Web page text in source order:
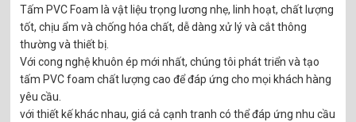
Tấm PVC Foam là vật liệu trọng lương nhẹ, linh hoạt, chất lượng
tốt, chịu ẩm và chống hóa chất, dễ dàng xử lý và cắt thông
thường và thiết bị.
Với cong nghệ khuôn ép mới nhất, chúng tôi phát triển và tạo
tấm PVC foam chất lượng cao để đáp ứng cho mọi khách hàng
yêu cầu.
với thiết kế khác nhau, giá cả cạnh tranh có thể đáp ứng nhu cầu